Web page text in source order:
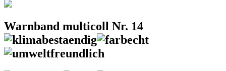
Warnband multicoll Nr. 14